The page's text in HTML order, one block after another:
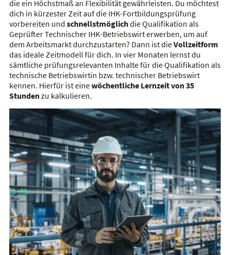
die ein Höchstmaß an Flexibilität gewährleisten. Du möchtest
dich in kürzester Zeit auf die IHK-Fortbildungsprüfung
vorbereiten und schnellstmöglichdie Qualifikation als
Geprüfter Technischer IHK-Betriebswirt erwerben, um auf
dem Arbeitsmarkt durchzustarten? Dann ist dieVollzeitform
das ideale Zeitmodell für dich. In vier Monaten lernst du
sämtliche prüfungsrelevanten Inhalte für die Qualifikation als
technische Betriebswirtin bzw. technischer Betriebswirt
kennen. Hierfür ist einewöchentliche Lernzeit von 35
Stundenzu kalkulieren.